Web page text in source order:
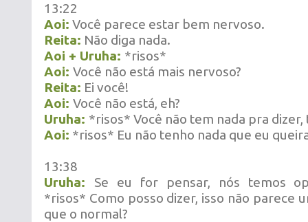
13:22
Aoi: Você parece estar bem nervoso.
Reita: Não diga nada.
Aoi + Uruha: *risos*
Aoi: Você não está mais nervoso?
Reita: Ei você!
Aoi: Você não está, eh?
Uruha: *risos* Você não tem nada pra dizer,
Aoi: *risos* Eu não tenho nada que eu
13:38
Uruha: Se eu for pensar, nós temos
*risos* Como posso dizer, isso não parece
que o normal?